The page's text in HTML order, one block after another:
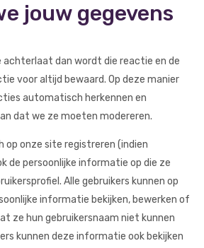
jouw gegevens
achterlaat dan wordt die reactie en de
voor altijd bewaard. Op deze manier
automatisch herkennen en
dat we ze moeten modereren.
op onze site registreren (indien
de persoonlijke informatie op die ze
Alle gebruikers kunnen op
informatie bekijken, bewerken of
ze hun gebruikersnaam niet kunnen
kunnen deze informatie ook bekijken